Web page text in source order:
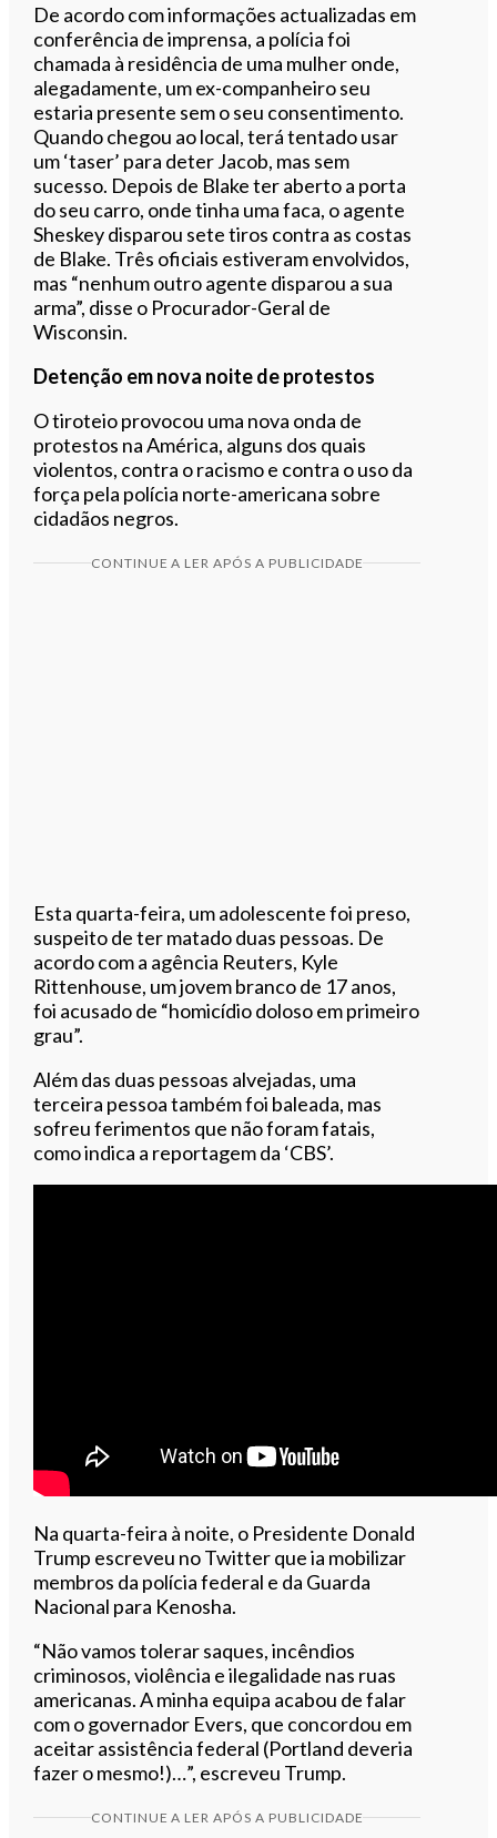
De acordo com informações actualizadas em
conferência de imprensa, a polícia foi
chamada à residência de uma mulher onde,
alegadamente, um ex-companheiro seu
estaria presente sem o seu consentimento.
Quando chegou ao local, terá tentado usar
um ‘taser’ para deter Jacob, mas sem
sucesso. Depois de Blake ter aberto a porta
do seu carro, onde tinha uma faca, o agente
Sheskey disparou sete tiros contra as costas
de Blake. Três oficiais estiveram envolvidos,
mas “nenhum outro agente disparou a sua
arma”, disse o Procurador-Geral de
Wisconsin.
Detenção em nova noite de protestos
O tiroteio provocou uma nova onda de
protestos na América, alguns dos quais
violentos, contra o racismo e contra o uso da
força pela polícia norte-americana sobre
cidadãos negros.
CONTINUE A LER APÓS A PUBLICIDADE
Esta quarta-feira, um adolescente foi preso,
suspeito de ter matado duas pessoas. De
acordo com a agência Reuters, Kyle
Rittenhouse, um jovem branco de 17 anos,
foi acusado de “homicídio doloso em primeiro
grau”.
Além das duas pessoas alvejadas, uma
terceira pessoa também foi baleada, mas
sofreu ferimentos que não foram fatais,
como indica a reportagem da ‘CBS’.
Na quarta-feira à noite, o Presidente Donald
Trump escreveu no Twitter que ia mobilizar
membros da polícia federal e da Guarda
Nacional para Kenosha.
“Não vamos tolerar saques, incêndios
criminosos, violência e ilegalidade nas ruas
americanas. A minha equipa acabou de falar
com o governador Evers, que concordou em
aceitar assistência federal (Portland deveria
fazer o mesmo!)…”, escreveu Trump.
CONTINUE A LER APÓS A PUBLICIDADE